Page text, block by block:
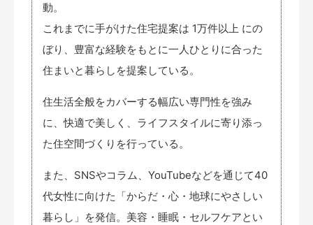
動。
これまでに手がけた住宅提案は 1万件以上 にの
ぼり、豊富な経験をもとに一人ひとりに合った
住まいと暮らしを提案している。
住生活全般をカバーする幅広い専門性を強み
に、快適で美しく、ライフスタイルに寄り添っ
た住空間づくりを行っている。
また、SNSやコラム、YouTubeなどを通じて40
代女性に向けた「からだ・心・地球にやさしい
暮らし」を発信。美容・睡眠・セルフケアとい